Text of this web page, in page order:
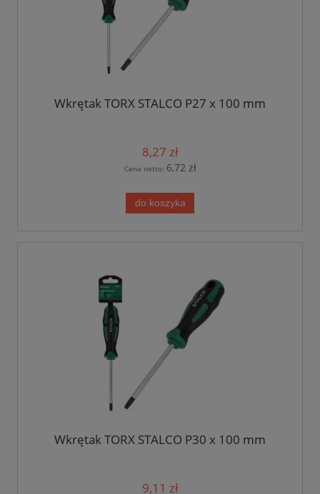
Wkrętak TORX STALCO P27 x 100 mm
8,27 zł
Cena netto: 6,72 zł
do koszyka
Wkrętak TORX STALCO P30 x 100 mm
9,11 zł